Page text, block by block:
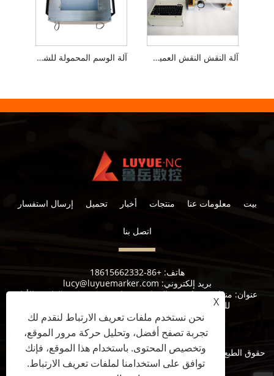
آلة الوسم المحمولة للشفاه آلة النقش النقش العميق المحمولة
بيت معلومات عنا منتجات أخبار تحميل إرسال استفسار
اتصل بنا
هاتف:+86-18615662332
بريد إلكتروني: lucy@luyuemarker.com
عنوان:
منطقة Donghao الصناعية ، شارع Qingping ، الطريق الأول
للصناعة ، شارع شوانجشان ، منطقة تشانغقيو ، جينان
جميع الحقوق محفوظة.
X
نحن نستخدم ملفات تعريف الارتباط لنقدم لك
تجربة تصفح أفضل، وتحليل حركة مرور الموقع،
وتخصيص المحتوى. باستخدام هذا الموقع، فإنك
توافق على استخدامنا لملفات تعريف الارتباط.